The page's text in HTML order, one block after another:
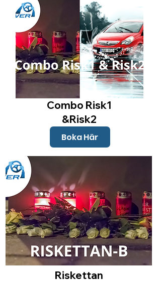
Combo Risk1
&Risk2
Boka Här
Riskettan